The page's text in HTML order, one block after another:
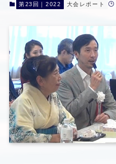
第23回｜2022 大会レポート